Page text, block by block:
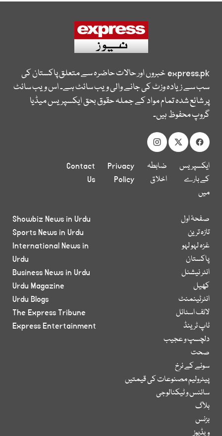
express.pkخبروں اور حالات حاضرہ سے متعلق پاکستان کی
سب سے زیادہ وزٹ کی جانے والی ویب سائٹ ہے۔ اس ویب سائٹ
پر شائع شدہ تمام مواد کے جملہ حقوق بحق ایکسپریس میڈیا
گروپ محفوظ ہیں۔
ایکسپریس
کے بارے
میں
ضابطہ
اخلاق
Privacy
Policy
Contact
Us
صفحۂ اول
تازہ ترین
غزہ لہو لہو
پاکستان
انٹر نیشنل
کھیل
انٹرٹینمنٹ
لائف اسٹائل
ٹاپ ٹرینڈ
دلچسپ و عجیب
صحت
سونے کے نرخ
پیٹرولیم مصنوعات کی قیمتیں
سائنس و ٹیکنالوجی
بلاگ
بزنس
ویڈیوز
Showbiz News in Urdu
Sports News in Urdu
International News in
Urdu
Business News in Urdu
Urdu Magazine
Urdu Blogs
The Express Tribune
Express Entertainment